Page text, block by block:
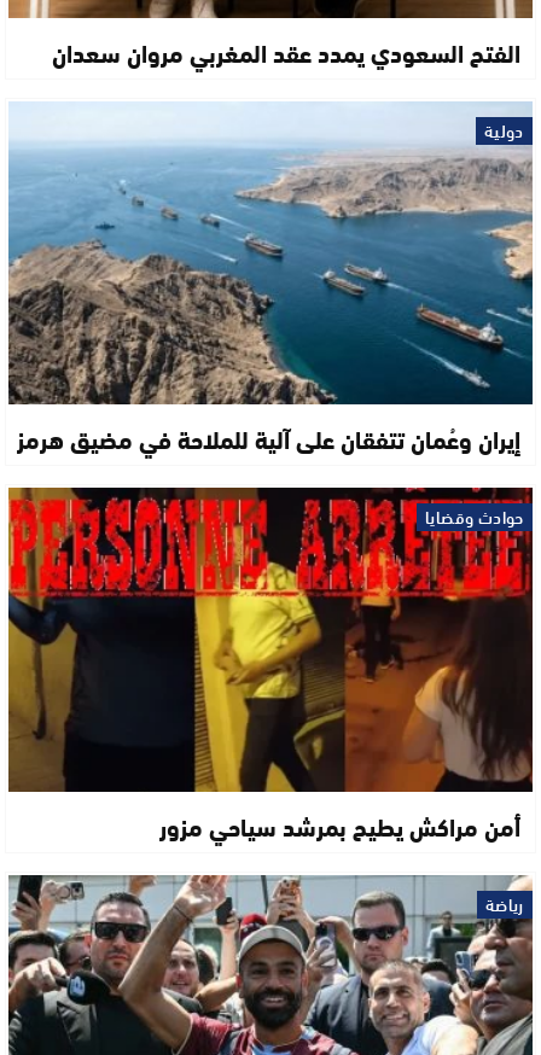
الفتح السعودي يمدد عقد المغربي مروان سعدان
دولية
إيران وعُمان تتفقان على آلية للملاحة في مضيق هرمز
حوادث وقضايا
أمن مراكش يطيح بمرشد سياحي مزور
رياضة